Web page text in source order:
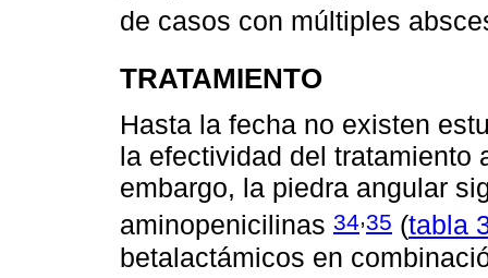
de casos con múltiples
TRATAMIENTO
Hasta la fecha no existen
la efectividad del tratamiento
embargo, la piedra angular
aminopenicilinas 34,35 (tabla
betalactámicos en